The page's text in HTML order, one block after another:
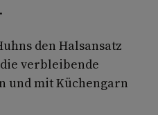
den Halsansatz
verbleibende
und mit Küchengarn